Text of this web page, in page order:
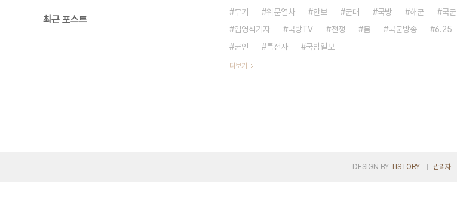
최근 포스트
무기
위문열차 안보 군대 국방 해군 국군
임영식기자
국방TV 전쟁 붐 국군방송 6.25
군인
특전사 국방일보
더보기
DESIGN BY TISTORY 관리자